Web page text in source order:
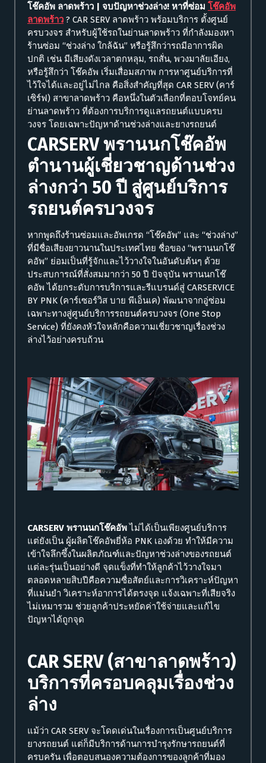
โช๊คอัพ ลาดพร้าว | จบปัญหาช่วงล่าง! หาที่ซ่อม โช๊คอัพ
ลาดพร้าว ? CAR SERV ลาดพร้าว พร้อมบริการ ตั้งศูนย์
ครบวงจร สำหรับผู้ใช้รถในย่านลาดพร้าว ที่กำลังมองหา
ร้านซ่อม “ช่วงล่าง ใกล้ฉัน” หรือรู้สึกว่ารถมีอาการผิด
ปกติ เช่น มีเสียงดังเวลาตกหลุม, รถสั่น, พวงมาลัยเอียง,
หรือรู้สึกว่า โช๊คอัพ เริ่มเสื่อมสภาพ การหาศูนย์บริการที่
ไว้ใจได้และอยู่ไม่ไกล คือสิ่งสำคัญที่สุด CAR SERV (คาร์
เซิร์ฟ) สาขาลาดพร้าว คือหนึ่งในตัวเลือกที่ตอบโจทย์คน
ย่านลาดพร้าว ที่ต้องการบริการดูแลรถยนต์แบบครบ
วงจร โดยเฉพาะปัญหาด้านช่วงล่างและยางรถยนต์
CARSERV พรานนกโช๊คอัพ
ตำนานผู้เชี่ยวชาญด้านช่วง
ล่างกว่า 50 ปี สู่ศูนย์บริการ
รถยนต์ครบวงจร
หากพูดถึงร้านซ่อมและอัพเกรด “โช๊คอัพ” และ “ช่วงล่าง”
ที่มีชื่อเสียงยาวนานในประเทศไทย ชื่อของ “พรานนกโช๊
คอัพ” ย่อมเป็นที่รู้จักและไว้วางใจในอันดับต้นๆ ด้วย
ประสบการณ์ที่สั่งสมมากว่า 50 ปี ปัจจุบัน พรานนกโช๊
คอัพ ได้ยกระดับการบริการและรีแบรนด์สู่ CARSERVICE
BY PNK (คาร์เซอร์วิส บาย พีเอ็นเค) พัฒนาจากอู่ซ่อม
เฉพาะทางสู่ศูนย์บริการรถยนต์ครบวงจร (One Stop
Service) ที่ยังคงหัวใจหลักคือความเชี่ยวชาญเรื่องช่วง
ล่างไว้อย่างครบถ้วน
CARSERV พรานนกโช๊คอัพไม่ได้เป็นเพียงศูนย์บริการ
แต่ยังเป็น ผู้ผลิตโช๊คอัพยี่ห้อ PNK เองด้วย ทำให้มีความ
เข้าใจลึกซึ้งในผลิตภัณฑ์และปัญหาช่วงล่างของรถยนต์
แต่ละรุ่นเป็นอย่างดี จุดแข็งที่ทำให้ลูกค้าไว้วางใจมา
ตลอดหลายสิบปีคือความซื่อสัตย์และการวิเคราะห์ปัญหา
ที่แม่นยำ วิเคราะห์อาการได้ตรงจุด แจ้งเฉพาะที่เสียจริง
ไม่เหมารวม ช่วยลูกค้าประหยัดค่าใช้จ่ายและแก้ไข
ปัญหาได้ถูกจุด
CAR SERV (สาขาลาดพร้าว)
บริการที่ครอบคลุมเรื่องช่วง
ล่าง
แม้ว่า CAR SERV จะโดดเด่นในเรื่องการเป็นศูนย์บริการ
ยางรถยนต์ แต่ก็มีบริการด้านการบำรุงรักษารถยนต์ที่
ครบครัน เพื่อตอบสนองความต้องการของลูกค้าที่มอง